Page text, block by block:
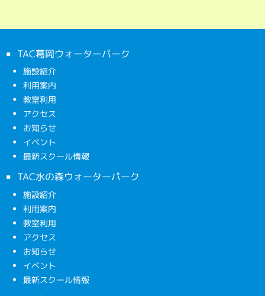
TAC葛岡ウォーターパーク
施設紹介
利用案内
教室利用
アクセス
お知らせ
イベント
最新スクール情報
TAC水の森ウォーターパーク
施設紹介
利用案内
教室利用
アクセス
お知らせ
イベント
最新スクール情報